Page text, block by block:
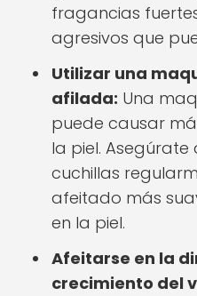
fragancias
agresivos que
Utilizar una
afilada: Una
puede causar
la piel.
cuchillas
afeitado más
en la piel.
Afeitarse en la
crecimiento del